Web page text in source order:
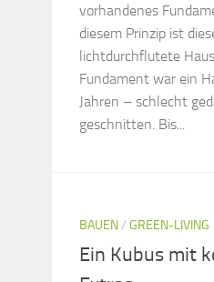
vorhandenes
diesem Prinzip ist
lichtdurchflutete
Fundament war ein
Jahren – schlecht
geschnitten. Bis...
BAUEN/ GREEN-LIVING
Ein Kubus mit